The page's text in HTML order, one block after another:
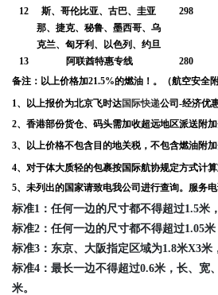
12
斯、哥伦比亚、古巴、圭亚
那、捷克、秘鲁、墨西哥、乌
克兰、匈牙利、以色列、约旦
298
13 阿联酋特惠专线 280
备注： 以上价格加21.5%的燃油！ 。（航空安全
1、以上报价为北京飞时达国际快递公司-经济优
2、香港部份货仓、码头需加收超远地区派送附加
3、以上价格不包含目的地关税，不包含燃油附加
4、对于体大质轻的包裹按国际航协规定方式计
5、未列出的国家请致电我公司进行查询。服务电
标准1：任何一边的尺寸都不得超过1.5米
标准2：任何一边的尺寸都不得超过1.05
标准3：东京、大阪指定区域为1.8米X3米
标准4：最长一边不得超过0.6米，长、宽
米。